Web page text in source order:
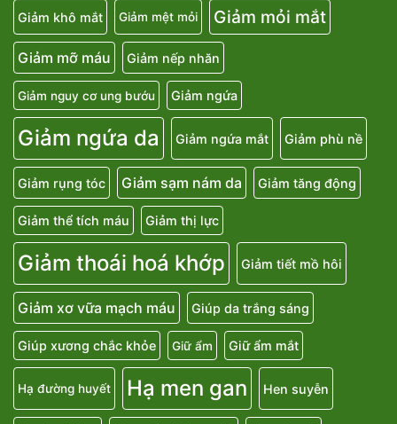
Giảm khô mắt Giảm mệt mỏi Giảm mỏi mắt
Giảm mỡ máu Giảm nếp nhăn
Giảm nguy cơ ung bướu Giảm ngứa
Giảm ngứa da Giảm ngứa mắt Giảm phù nề
Giảm rụng tóc Giảm sạm nám da Giảm tăng động
Giảm thể tích máu Giảm thị lực
Giảm thoái hoá khớp Giảm tiết mồ hôi
Giảm xơ vữa mạch máu Giúp da trắng sáng
Giúp xương chắc khỏe Giữ ẩm Giữ ẩm mắt
Hạ đường huyết Hạ men gan Hen suyễn